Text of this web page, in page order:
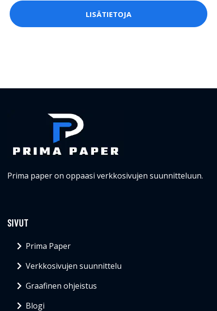
LISÄTIETOJA
Prima paper on oppaasi verkkosivujen suunnitteluun.
SIVUT
Prima Paper
Verkkosivujen suunnittelu
Graafinen ohjeistus
Blogi